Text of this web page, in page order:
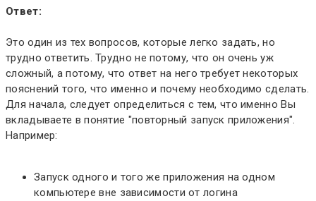
Ответ:
Это один из тех вопросов, которые легко задать, но
трудно ответить. Трудно не потому, что он очень уж
сложный, а потому, что ответ на него требует некоторых
пояснений того, что именно и почему необходимо сделать.
Для начала, следует определиться с тем, что именно Вы
вкладываете в понятие "повторный запуск приложения".
Например:
Запуск одного и того же приложения на одном
компьютере вне зависимости от логина